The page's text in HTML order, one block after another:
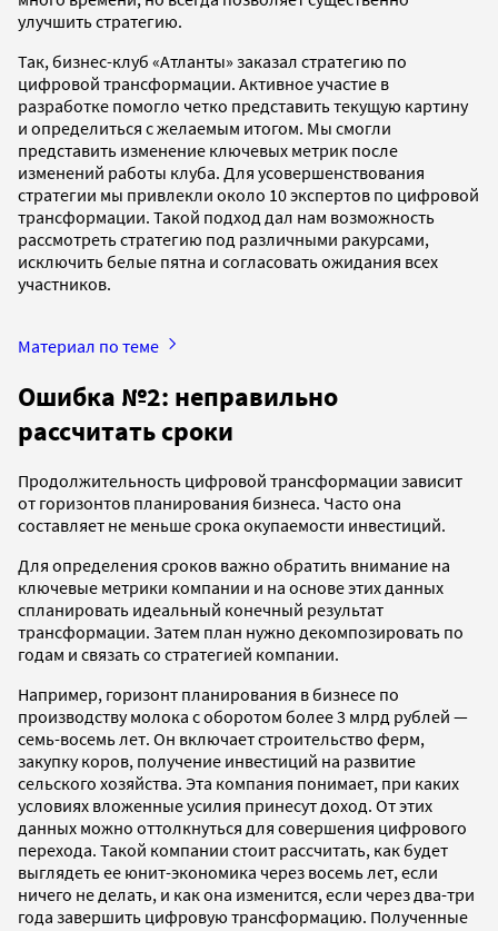
улучшить стратегию.
Так, бизнес-клуб «Атланты» заказал стратегию по
цифровой трансформации. Активное участие в
разработке помогло четко представить текущую картину
и определиться с желаемым итогом. Мы смогли
представить изменение ключевых метрик после
изменений работы клуба. Для усовершенствования
стратегии мы привлекли около 10 экспертов по цифровой
трансформации. Такой подход дал нам возможность
рассмотреть стратегию под различными ракурсами,
исключить белые пятна и согласовать ожидания всех
участников.
Материал по теме
Ошибка №2: неправильно
рассчитать сроки
Продолжительность цифровой трансформации зависит
от горизонтов планирования бизнеса. Часто она
составляет не меньше срока окупаемости инвестиций.
Для определения сроков важно обратить внимание на
ключевые метрики компании и на основе этих данных
спланировать идеальный конечный результат
трансформации. Затем план нужно декомпозировать по
годам и связать со стратегией компании.
Например, горизонт планирования в бизнесе по
производству молока с оборотом более 3 млрд рублей —
семь-восемь лет. Он включает строительство ферм,
закупку коров, получение инвестиций на развитие
сельского хозяйства. Эта компания понимает, при каких
условиях вложенные усилия принесут доход. От этих
данных можно оттолкнуться для совершения цифрового
перехода. Такой компании стоит рассчитать, как будет
выглядеть ее юнит-экономика через восемь лет, если
ничего не делать, и как она изменится, если через два-три
года завершить цифровую трансформацию. Полученные